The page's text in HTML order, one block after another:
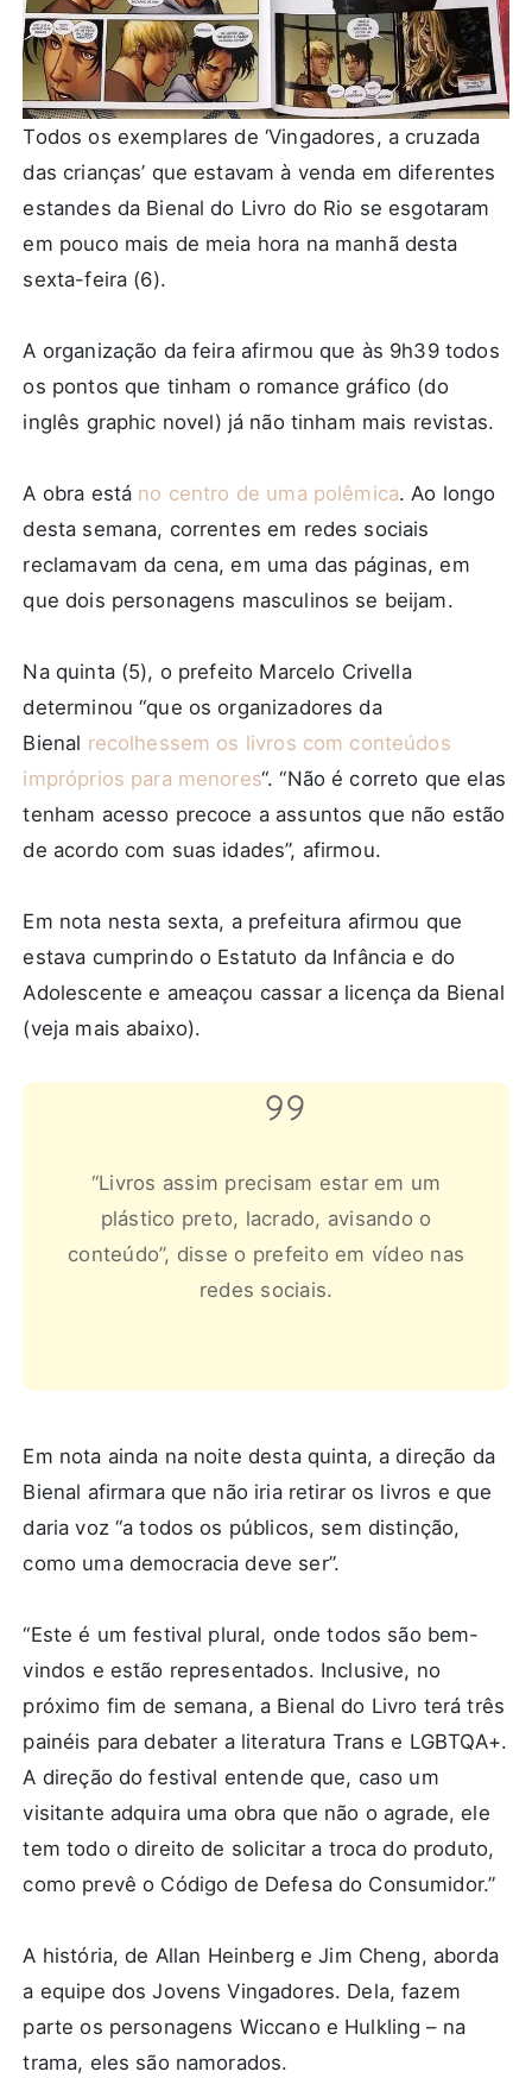
Todos os exemplares de ‘Vingadores, a cruzada
das crianças’ que estavam à venda em diferentes
estandes da Bienal do Livro do Rio se esgotaram
em pouco mais de meia hora na manhã desta
sexta-feira (6).
A organização da feira afirmou que às 9h39 todos
os pontos que tinham o romance gráfico (do
inglês graphic novel) já não tinham mais revistas.
A obra está no centro de uma polêmica. Ao longo
desta semana, correntes em redes sociais
reclamavam da cena, em uma das páginas, em
que dois personagens masculinos se beijam.
Na quinta (5), o prefeito Marcelo Crivella
determinou “que os organizadores da
Bienal recolhessem os livros com conteúdos
impróprios para menores“. “Não é correto que elas
tenham acesso precoce a assuntos que não estão
de acordo com suas idades”, afirmou.
Em nota nesta sexta, a prefeitura afirmou que
estava cumprindo o Estatuto da Infância e do
Adolescente e ameaçou cassar a licença da Bienal
(veja mais abaixo).
“Livros assim precisam estar em um
plástico preto, lacrado, avisando o
conteúdo”, disse o prefeito em vídeo nas
redes sociais.
Em nota ainda na noite desta quinta, a direção da
Bienal afirmara que não iria retirar os livros e que
daria voz “a todos os públicos, sem distinção,
como uma democracia deve ser”.
“Este é um festival plural, onde todos são bem-
vindos e estão representados. Inclusive, no
próximo fim de semana, a Bienal do Livro terá três
painéis para debater a literatura Trans e LGBTQA+.
A direção do festival entende que, caso um
visitante adquira uma obra que não o agrade, ele
tem todo o direito de solicitar a troca do produto,
como prevê o Código de Defesa do Consumidor.”
A história, de Allan Heinberg e Jim Cheng, aborda
a equipe dos Jovens Vingadores. Dela, fazem
parte os personagens Wiccano e Hulkling – na
trama, eles são namorados.